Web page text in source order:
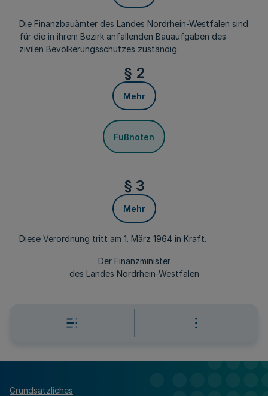
Die Finanzbauämter des Landes Nordrhein-Westfalen sind
für die in ihrem Bezirk anfallenden Bauaufgaben des
zivilen Bevölkerungsschutzes zuständig.
§ 2
Mehr
Fußnoten
§ 3
Mehr
Diese Verordnung tritt am 1. März 1964 in Kraft.
Der Finanzminister
des Landes Nordrhein-Westfalen
Grundsätzliches